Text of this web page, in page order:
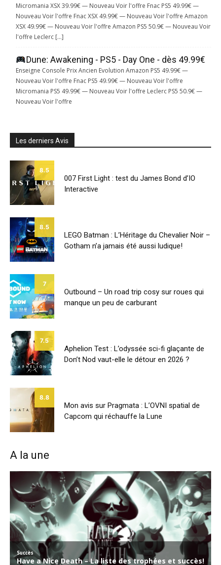
Micromania XSX 39.99€ — Nouveau Voir l'offre Fnac PS5 49.99€ —
Nouveau Voir l'offre Fnac XSX 49.99€ — Nouveau Voir l'offre Amazon
XSX 49.99€ — Nouveau Voir l'offre Amazon PS5 50.9€ — Nouveau Voir
l'offre Leclerc […]
Dune: Awakening - PS5 - Day One - dès 49.99€
Enseigne Console Prix Ancien Evolution Amazon PS5 49.99€ —
Nouveau Voir l'offre Fnac PS5 49.99€ — Nouveau Voir l'offre
Micromania PS5 49.99€ — Nouveau Voir l'offre Leclerc PS5 50.9€ —
Nouveau Voir l'offre
Les derniers Avis
8.5
007 First Light : test du James Bond d’IO
Interactive
8.5
LEGO Batman : L’Héritage du Chevalier Noir –
Gotham n’a jamais été aussi ludique!
7
Outbound – Un road trip cosy sur roues qui
manque un peu de carburant
7.5
Aphelion Test : L’odyssée sci-fi glaçante de
Don’t Nod vaut-elle le détour en 2026 ?
8.8
Mon avis sur Pragmata : L’OVNI spatial de
Capcom qui réchauffe la Lune
A la une